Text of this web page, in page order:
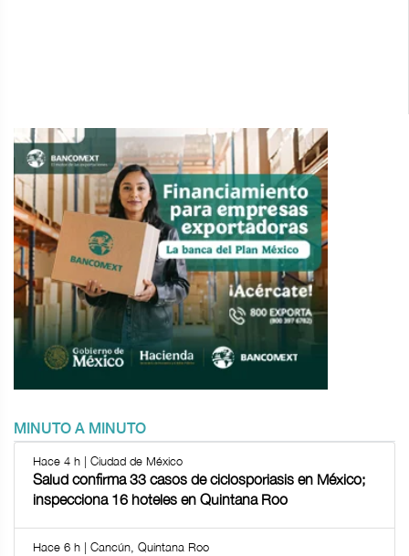
MINUTO A MINUTO
Hace 4 h | Ciudad de México
Salud confirma 33 casos de ciclosporiasis en México;
inspecciona 16 hoteles en Quintana Roo
Hace 6 h | Cancún, Quintana Roo